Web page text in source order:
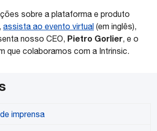
sobre a plataforma e produto
assista ao evento virtual (em inglês),
nosso CEO, Pietro Gorlier, e o
que colaboramos com a Intrinsic.
imprensa